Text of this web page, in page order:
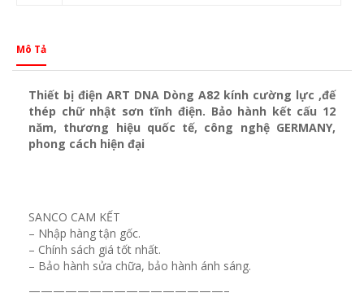
Mô Tả
Thiết bị điện ART DNA Dòng A82 kính cường lực ,đế
thép chữ nhật sơn tĩnh điện. Bảo hành kết cấu 12
năm, thương hiệu quốc tế, công nghệ GERMANY,
phong cách hiện đại
SANCO CAM KẾT
– Nhập hàng tận gốc.
– Chính sách giá tốt nhất.
– Bảo hành sửa chữa, bảo hành ánh sáng.
————————————————–